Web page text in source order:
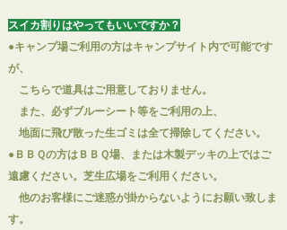
スイカ割りはやってもいいですか？
●キャンプ場ご利用の方はキャンプサイト内で可能です
が、
こちらで道具はご用意しておりません。
また、必ずブルーシート等をご利用の上、
地面に飛び散った生ゴミは全て掃除してください。
​●ＢＢＱの方は ＢＢＱ場、または木製デッキの上ではご
遠慮ください。 芝生広場をご利用ください。
他のお客様にご迷惑が掛からないようにお願い致しま
す。